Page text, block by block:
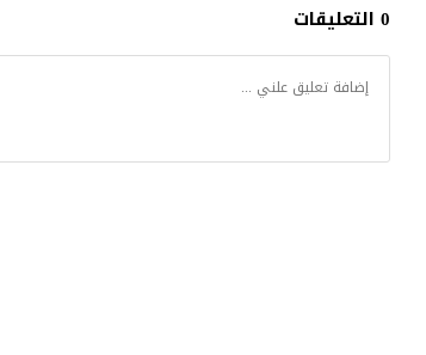
0 التعليقات